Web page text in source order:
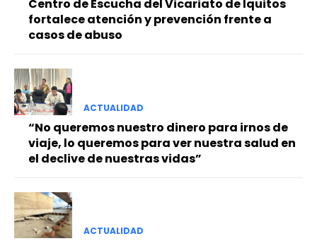
Centro de Escucha del Vicariato de Iquitos
fortalece atención y prevención frente a
casos de abuso
ACTUALIDAD
“No queremos nuestro dinero para irnos de
viaje, lo queremos para ver nuestra salud en
el declive de nuestras vidas”
ACTUALIDAD